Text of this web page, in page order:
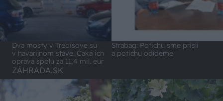
Dva mosty v Trebišove sú
v havarijnom stave. Čaká ich
oprava spolu za 11,4 mil. eur
Strabag: Potichu sme prišli
a potichu odídeme
ZÁHRADA.SK